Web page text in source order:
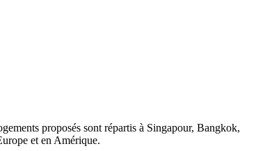
proposés sont répartis à Singapour, Bangkok,
et en Amérique.